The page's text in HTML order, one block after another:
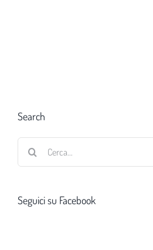
Search
Seguici su Facebook